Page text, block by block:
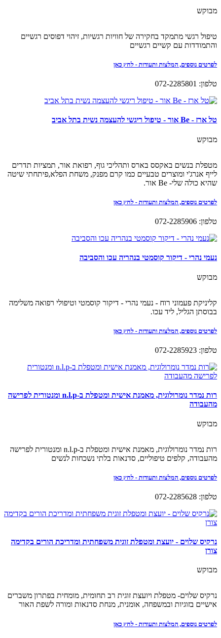
מבוקש
טיפול רגשי מתמקד בחקירה של חוויות רגשיות, זיהוי דפוסים רגשיים
והתמודדות עם קשיים רגשיים
לפרטים נוספים, המלצות ותעודות - לחץ כאן
טלפון: 072-2285801
טל ארז - Be אור - טיפול ריגשי להעצמה נשית בתל אביב
מבוקש
מטפלת בנשים באקסס בארס ותהליכי גוף, רפואת אור, תמציות תדרים
לייף אנרג'י ומוצרים טבעיים כמו קרם מפנק, משחת הפלא,פיתחתי שיטה
שהיא כולה שלי- Be אור.
לפרטים נוספים, המלצות ותעודות - לחץ כאן
טלפון: 072-2285906
נעמי נהרי - דיקור קוסמטי בנהריה עכו והסביבה
מבוקש
קליניקת פעמוני רוח - נעמי נהרי - דיקור קוסמטי וטיפולי רפואה משלימה
בבוסתן הגליל, ליד עכו.
לפרטים נוספים, המלצות ותעודות - לחץ כאן
טלפון: 072-2285923
רות נמדר נומרולוגית, מאמנת אישית ומטפלת ב-n.l.p ומנטורית לפרישה
מהעבודה
מבוקש
רות נמדר נומרולוגית, מאמנת אישית ומטפלת ב-n.l.p ומנטורית לפרישה
מהעבודה, קלפים טיפוליים, סדנאות בלתי נשכחות לנשים
לפרטים נוספים, המלצות ותעודות - לחץ כאן
טלפון: 072-2285628
נרקיס שלוים - יועצת ומטפלת זוגית משפחתית ומדריכת הורים בקדימה
צורן
מבוקש
נרקיס שלוים- מטפלת ויועצת זוגית רב תחומית, מומחית בפתרון משברים
אישיים בזוגיות ובמשפחה, אומנית, מנחת סדנאות ומורה לשפת האור
לפרטים נוספים, המלצות ותעודות - לחץ כאן